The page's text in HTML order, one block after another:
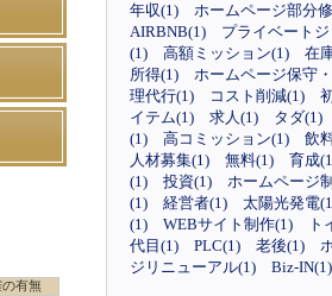
有無
年収(1)
ホームページ部分
AIRBNB(1)
プライベートジ
(1)
高額ミッション(1)
在
所得(1)
ホームページ保守
理代行(1)
コスト削減(1)
イテム(1)
求人(1) タダ(1)
(1)
高コミッション(1)
飲
人材募集(1)
無料(1) 育成
(1)
投資(1) ホームページ
(1)
経営者(1) 太陽光発電
(1)
WEBサイト制作(1) ト
代目(1)
PLC(1) 老後(1)
ジリニューアル(1)
Biz-IN(1)